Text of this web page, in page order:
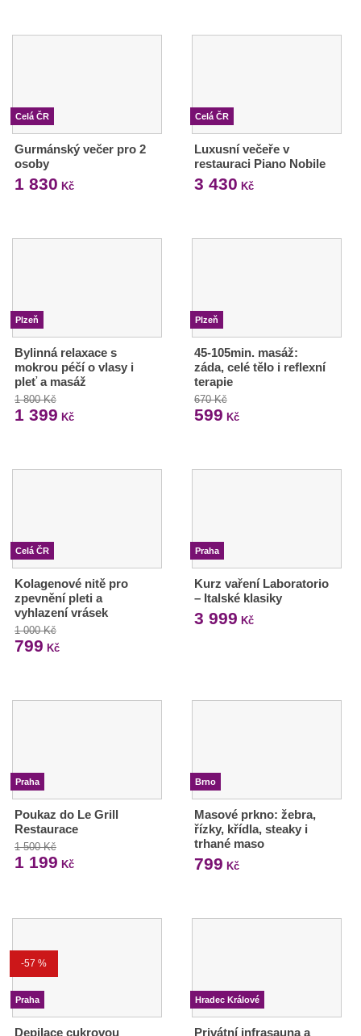
Celá ČR
Gurmánský večer pro 2
osoby
1 830 Kč
Celá ČR
Luxusní večeře v
restauraci Piano Nobile
3 430 Kč
Plzeň
Bylinná relaxace s
mokrou péčí o vlasy i
pleť a masáž
1 800 Kč
1 399 Kč
Plzeň
45-105min. masáž:
záda, celé tělo i reflexní
terapie
670 Kč
599 Kč
Celá ČR
Kolagenové nitě pro
zpevnění pleti a
vyhlazení vrásek
1 000 Kč
799 Kč
Praha
Kurz vaření Laboratorio
– Italské klasiky
3 999 Kč
Praha
Poukaz do Le Grill
Restaurace
1 500 Kč
1 199 Kč
Brno
Masové prkno: žebra,
řízky, křídla, steaky i
trhané maso
799 Kč
-57 %
Praha
Depilace cukrovou
Hradec Králové
Privátní infrasauna a